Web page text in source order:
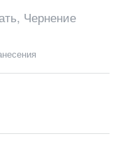
Чернение